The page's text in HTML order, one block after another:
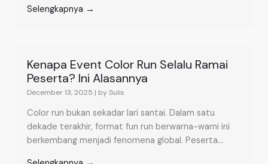
Selengkapnya →
Kenapa Event Color Run Selalu Ramai
Peserta? Ini Alasannya
December 13, 2025 | by Sulis
Color run bukan sekadar lari santai. Dalam satu
dekade terakhir, format fun run berwarna-warni ini
berkembang menjadi fenomena global. Peserta...